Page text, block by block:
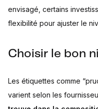
envisagé, certains
flexibilité pour ajuster le
Choisir le bon
Les étiquettes comme
varient selon les